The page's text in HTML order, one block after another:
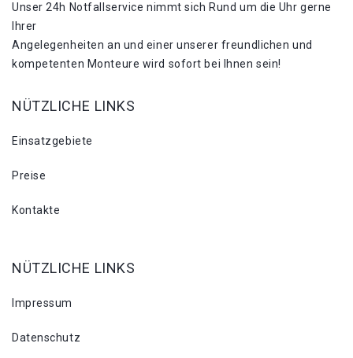
Unser 24h Notfallservice nimmt sich Rund um die Uhr gerne
Ihrer
Angelegenheiten an und einer unserer freundlichen und
kompetenten Monteure wird sofort bei Ihnen sein!
NÜTZLICHE LINKS
Einsatzgebiete
Preise
Kontakte
NÜTZLICHE LINKS
Impressum
Datenschutz